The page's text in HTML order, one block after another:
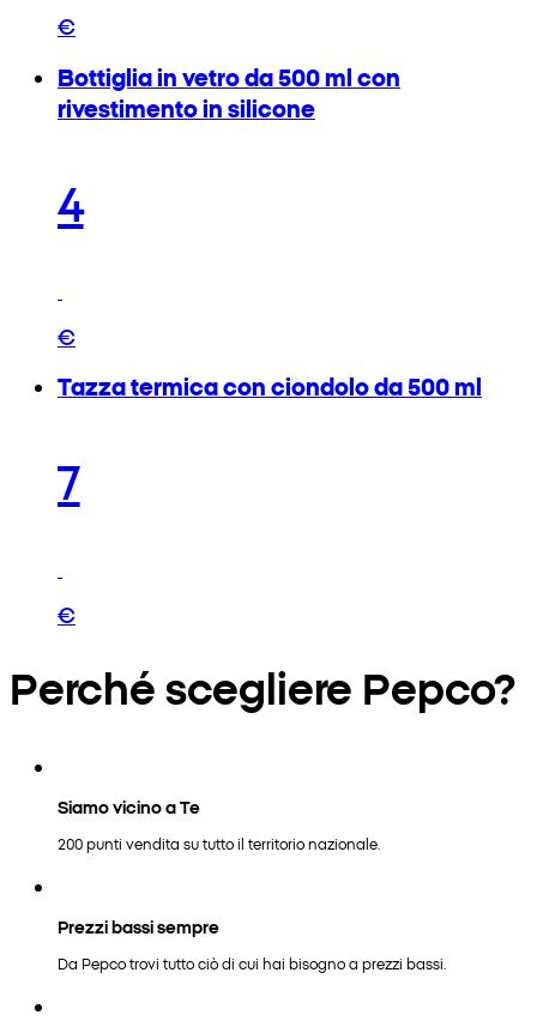
€
Bottiglia in vetro da 500 ml con
rivestimento in silicone
4
€
Tazza termica con ciondolo da 500 ml
7
€
Perché scegliere Pepco?
Siamo vicino a Te
200 punti vendita su tutto il territorio nazionale.
Prezzi bassi sempre
Da Pepco trovi tutto ciò di cui hai bisogno a prezzi bassi.